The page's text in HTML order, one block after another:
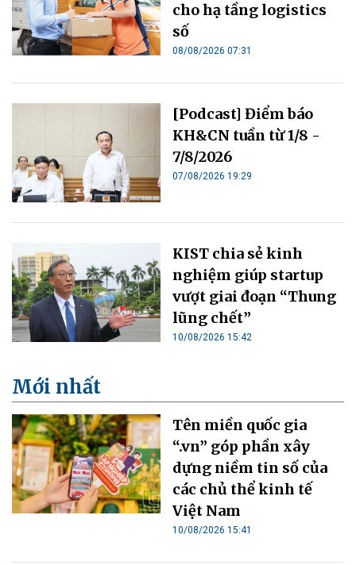
cho hạ tầng logistics
số
08/08/2026 07:31
[Podcast] Điểm báo
KH&CN tuần từ 1/8 -
7/8/2026
07/08/2026 19:29
KIST chia sẻ kinh
nghiệm giúp startup
vượt giai đoạn “Thung
lũng chết”
10/08/2026 15:42
Mới nhất
Tên miền quốc gia
“.vn” góp phần xây
dựng niềm tin số của
các chủ thể kinh tế
Việt Nam
10/08/2026 15:41